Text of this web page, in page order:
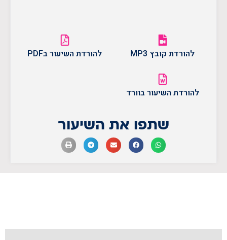
להורדת קובץ MP3 להורדת השיעור בPDF
להורדת השיעור בוורד
שתפו את השיעור